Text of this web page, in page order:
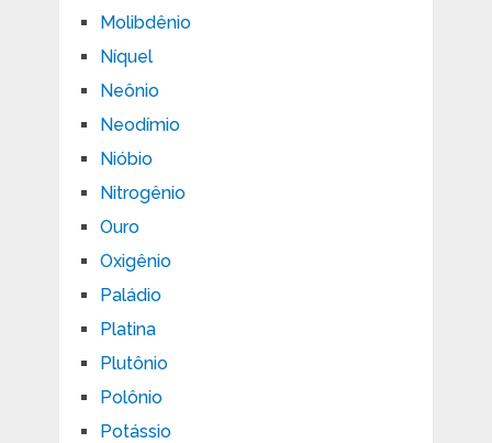
Molibdênio
Níquel
Neônio
Neodímio
Nióbio
Nitrogênio
Ouro
Oxigênio
Paládio
Platina
Plutônio
Polônio
Potássio